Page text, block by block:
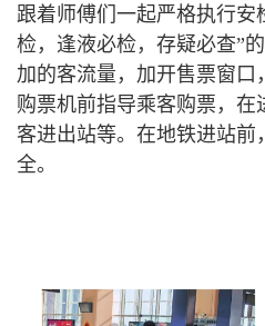
跟着师傅们一起严格执行安
检，逢液必检，存疑必查”
加的客流量，加开售票窗口
购票机前指导乘客购票，在
客进出站等。在地铁进站前，
全。